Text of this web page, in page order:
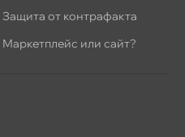
Защита от контрафакта
Маркетплейс или сайт?